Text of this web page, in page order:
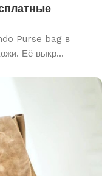
Purse bag в
Её выкр...